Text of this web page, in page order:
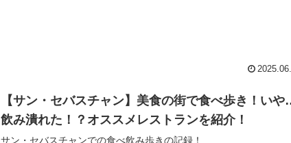
【サン・セバスチャン】美食の街で食べ歩き！い
飲み潰れた！？オススメレストランを紹介！
サン・セバスチャンでの食べ飲み歩きの記録！